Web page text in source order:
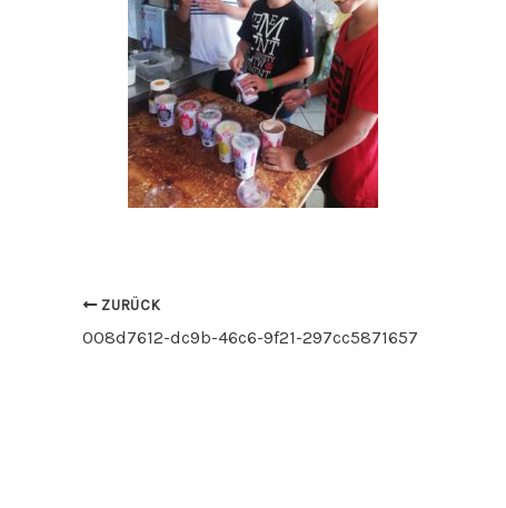
ZURÜCK
008d7612-dc9b-46c6-9f21-297cc5871657